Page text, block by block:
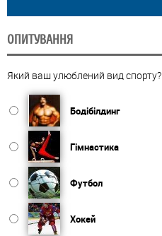
ОПИТУВАННЯ
Який ваш улюблений вид спорту?
Бодібілдинг
Гімнастика
Футбол
Хокей